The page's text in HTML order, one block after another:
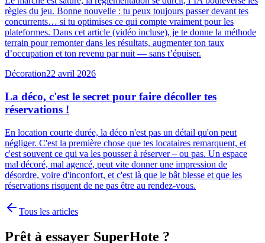
règles du jeu. Bonne nouvelle : tu peux toujours passer devant tes
concurrents… si tu optimises ce qui compte vraiment pour les
plateformes. Dans cet article (vidéo incluse), je te donne la méthode
terrain pour remonter dans les résultats, augmenter ton taux
d’occupation et ton revenu par nuit — sans t’épuiser.
Décoration22 avril 2026
La déco, c'est le secret pour faire décoller tes
réservations !
En location courte durée, la déco n'est pas un détail qu'on peut
négliger. C'est la première chose que tes locataires remarquent, et
c'est souvent ce qui va les pousser à réserver – ou pas. Un espace
mal décoré, mal agencé, peut vite donner une impression de
désordre, voire d'inconfort, et c'est là que le bât blesse et que les
réservations risquent de ne pas être au rendez-vous.
Tous les articles
Prêt à essayer SuperHote ?